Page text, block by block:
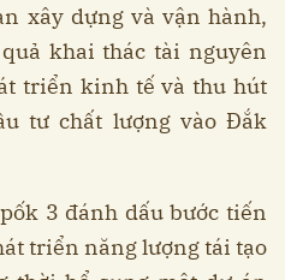
xây dựng và vận hành,
khai thác tài nguyên
triển kinh tế và thu hút
tư chất lượng vào Đắk
3 đánh dấu bước tiến
triển năng lượng tái tạo